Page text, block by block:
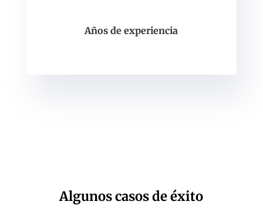
Años de experiencia
Algunos casos de éxito